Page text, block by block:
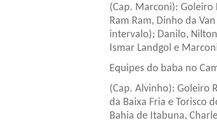
(Cap. Marconi): Goleiro
Ram Ram, Dinho da
intervalo); Danilo,
Ismar Landgol e
Equipes do baba no
(Cap. Alvinho): Goleiro
da Baixa Fria e Torisco
Bahia de Itabuna,